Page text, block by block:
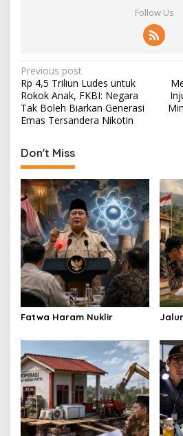
Follow Us
P
o
s
t
n
a
v
i
g
a
t
i
o
n
Previous post
Rp 4,5 Triliun Ludes untuk
Rokok Anak, FKBI: Negara
Tak Boleh Biarkan Generasi
Emas Tersandera Nikotin
Don't Miss
Fatwa Haram Nuklir